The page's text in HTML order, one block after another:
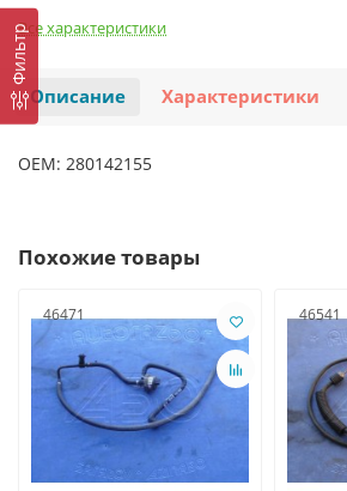
Фильтр
Все характеристики
Описание Характеристики
OEM: 280142155
Похожие товары
46471 46541